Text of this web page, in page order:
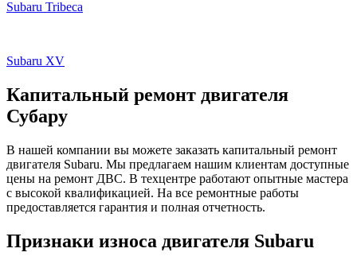
Subaru Tribeca
Subaru XV
Капитальный ремонт двигателя
Субару
В нашей компании вы можете заказать капитальный ремонт
двигателя Subaru. Мы предлагаем нашим клиентам доступные
цены на ремонт ДВС. В техцентре работают опытные мастера
с высокой квалификацией. На все ремонтные работы
предоставляется гарантия и полная отчетность.
Признаки износа двигателя Subaru